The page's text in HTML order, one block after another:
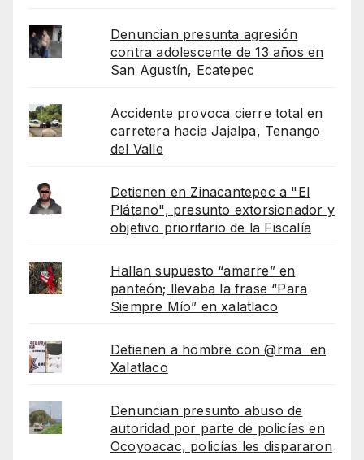
Denuncian presunta agresión
contra adolescente de 13 años en
San Agustín, Ecatepec
Accidente provoca cierre total en
carretera hacia Jajalpa, Tenango
del Valle
Detienen en Zinacantepec a "El
Plátano", presunto extorsionador y
objetivo prioritario de la Fiscalía
Hallan supuesto “amarre” en
panteón; llevaba la frase “Para
Siempre Mío” en xalatlaco
Detienen a hombre con @rma en
Xalatlaco
Denuncian presunto abuso de
autoridad por parte de policías en
Ocoyoacac, policías les dispararon